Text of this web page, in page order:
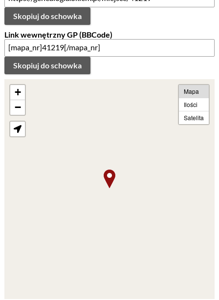
Skopiuj do schowka
Link wewnętrzny GP (BBCode)
Skopiuj do schowka
+
−
Mapa
Ilości
Satelita